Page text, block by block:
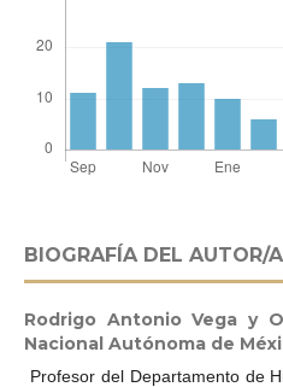
BIOGRAFÍA DEL AUTOR/A
Rodrigo Antonio Vega y
Nacional Autónoma de
Profesor del Departamento de